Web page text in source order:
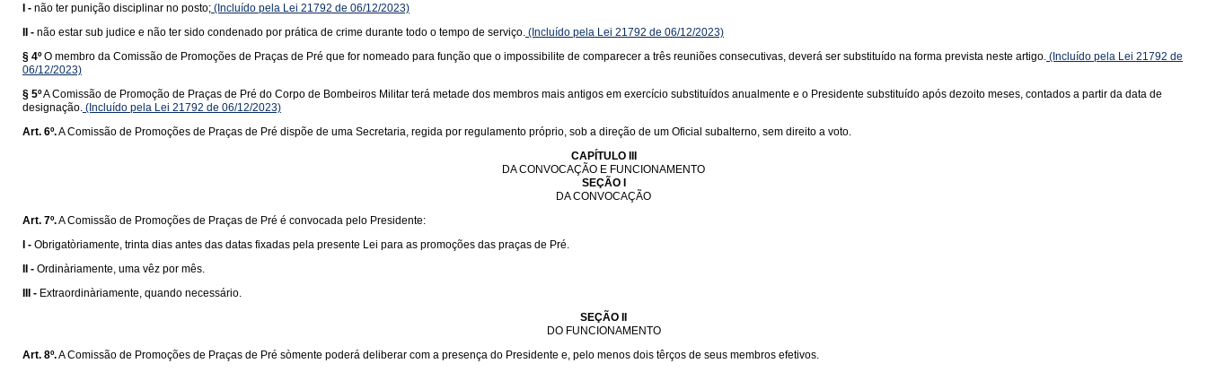
I - não ter punição disciplinar no posto; (Incluído pela Lei 21792 de 06/12/2023)
II - não estar sub judice e não ter sido condenado por prática de crime durante todo o tempo de serviço. (Incluído pela Lei 21792 de 06/12/2023)
§ 4º O membro da Comissão de Promoções de Praças de Pré que for nomeado para função que o impossibilite de comparecer a três reuniões consecutivas, deverá ser substituído na forma prevista neste artigo. (Incluído pela Lei 21792 de
06/12/2023)
§ 5ºA Comissão de Promoção de Praças de Pré do Corpo de Bombeiros Militar terá metade dos membros mais antigos em exercício substituídos anualmente e o Presidente substituído após dezoito meses, contados a partir da data de
designação. (Incluído pela Lei 21792 de 06/12/2023)
Art. 6º.A Comissão de Promoções de Praças de Pré dispõe de uma Secretaria, regida por regulamento próprio, sob a direção de um Oficial subalterno, sem direito a voto.
CAPÍTULO III
DA CONVOCAÇÃO E FUNCIONAMENTO
SEÇÃO I
DA CONVOCAÇÃO
Art. 7º.A Comissão de Promoções de Praças de Pré é convocada pelo Presidente:
I - Obrigatòriamente, trinta dias antes das datas fixadas pela presente Lei para as promoções das praças de Pré.
II - Ordinàriamente, uma vêz por mês.
III - Extraordinàriamente, quando necessário.
SEÇÃO II
DO FUNCIONAMENTO
Art. 8º.A Comissão de Promoções de Praças de Pré sòmente poderá deliberar com a presença do Presidente e, pelo menos dois têrços de seus membros efetivos.